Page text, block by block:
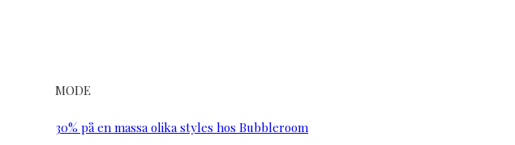
MODE
30% på en massa olika styles hos Bubbleroom